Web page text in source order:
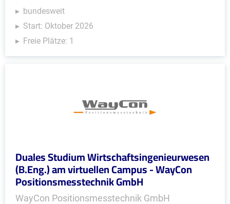
bundesweit
Start: Oktober 2026
Freie Plätze: 1
Duales Studium Wirtschaftsingenieurwesen
(B.Eng.) am virtuellen Campus - WayCon
Positionsmesstechnik GmbH
WayCon Positionsmesstechnik GmbH